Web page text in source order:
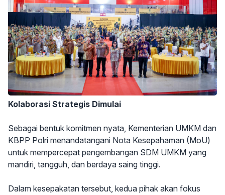
Kolaborasi Strategis Dimulai
Sebagai bentuk komitmen nyata, Kementerian UMKM dan
KBPP Polri menandatangani Nota Kesepahaman (MoU)
untuk mempercepat pengembangan SDM UMKM yang
mandiri, tangguh, dan berdaya saing tinggi.
Dalam kesepakatan tersebut, kedua pihak akan fokus